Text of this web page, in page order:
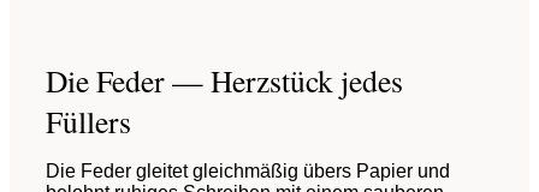
Die Feder — Herzstück jedes
Füllers
Die Feder gleitet gleichmäßig übers Papier und